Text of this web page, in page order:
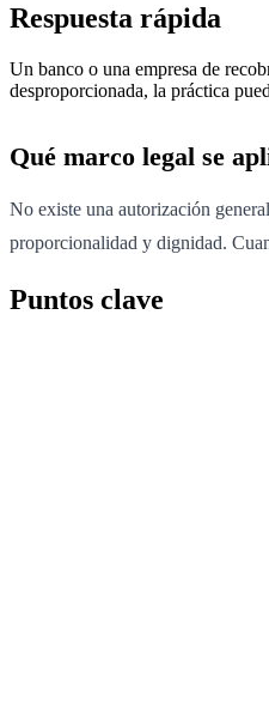
Respuesta rápida
Un banco o una empresa de
desproporcionada, la práctica
Qué marco legal se
No existe una autorización
proporcionalidad y dignidad.
Puntos clave